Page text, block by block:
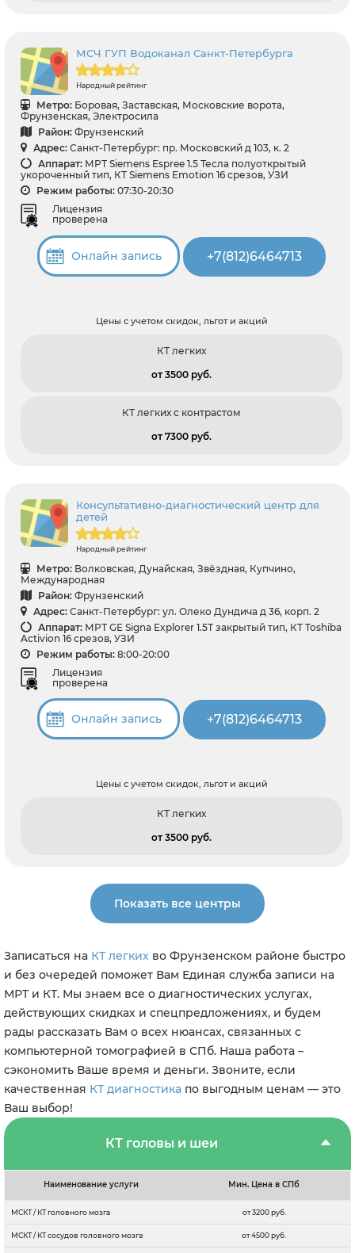
МСЧ ГУП Водоканал Санкт-Петербурга
Народный рейтинг
Метро: Боровая, Заставская, Московские ворота,
Фрунзенская, Электросила
Район: Фрунзенский
Адрес: Санкт-Петербург: пр. Московский д 103, к. 2
Аппарат: МРТ Siemens Espree 1.5 Тесла полуоткрытый
укороченный тип, КТ Siemens Emotion 16 срезов, УЗИ
Режим работы: 07:30-20:30
Лицензия
проверена
Онлайн запись +7(812)6464713
Цены с учетом скидок, льгот и акций
КТ легких
от 3500 pуб.
КТ легких с контрастом
от 7300 pуб.
Консультативно-диагностический центр для
детей
Народный рейтинг
Метро: Волковская, Дунайская, Звёздная, Купчино,
Международная
Район: Фрунзенский
Адрес: Санкт-Петербург: ул. Олеко Дундича д 36, корп. 2
Аппарат: МРТ GE Signa Explorer 1.5Т закрытый тип, КТ Toshiba
Activion 16 срезов, УЗИ
Режим работы: 8:00-20:00
Лицензия
проверена
Онлайн запись +7(812)6464713
Цены с учетом скидок, льгот и акций
КТ легких
от 3500 pуб.
Показать все центры
Записаться на КТ легких во Фрунзенском районе быстро
и без очередей поможет Вам Единая служба записи на
МРТ и КТ. Мы знаем все о диагностических услугах,
действующих скидках и спецпредложениях, и будем
рады рассказать Вам о всех нюансах, связанных с
компьютерной томографией в СПб. Наша работа –
сэкономить Ваше время и деньги. Звоните, если
качественная КТ диагностика по выгодным ценам — это
Ваш выбор!
КТ головы и шеи
Наименование услуги Мин. Цена в СПб
МСКТ / КТ головного мозга от 3200 руб.
МСКТ / КТ сосудов головного мозга от 4500 руб.